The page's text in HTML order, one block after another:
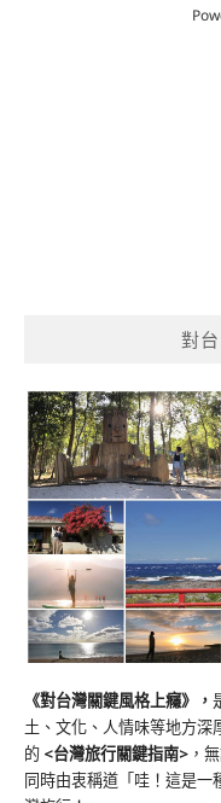
對
《對台灣關鍵風格上癮》 ，
土、文化、人情味等地方深
的 <台灣旅行關鍵指南> ，
同時由衷稱道「哇！這是一